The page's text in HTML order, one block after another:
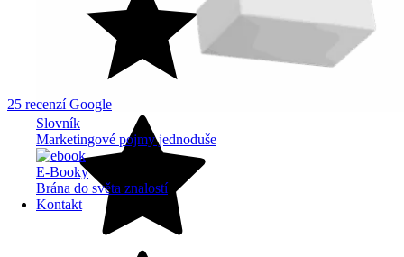
Slovník
Marketingové pojmy jednoduše
E-Booky
Brána do světa znalostí
Kontakt
25 recenzí Google